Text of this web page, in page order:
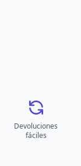
Devoluciones
fáciles